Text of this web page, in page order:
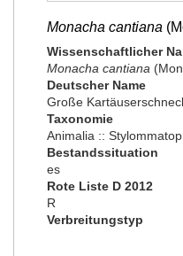
Monacha cantiana
Wissenschaftlicher
Monacha cantiana
Deutscher Name
Große
Taxonomie
Animalia ::
Bestandssituation
es
Rote Liste D 2012
R
Verbreitungstyp